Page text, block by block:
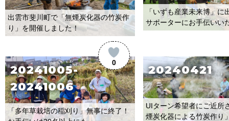
出雲市斐川町で「無煙炭化器の竹炭作
り」を開催しました！
「いずも産業未来博」に
サポーターにお手伝いい
0
20241005-
20241006
「多年草栽培の稲刈り」無事に終了！
20240421
UIターン希望者にご近所
煙炭化器による竹炭作り